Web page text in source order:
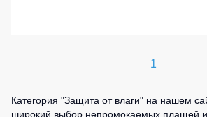
1
Категория "Защита от влаги" на нашем
широкий выбор непромокаемых плащей